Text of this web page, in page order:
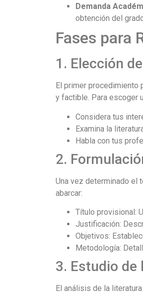
Demanda
obtención del
Fases para
1. Elección
El primer procedimiento
y factible. Para escoger
Considera tus
Examina la
Habla con tus
2.
Una vez determinado el
abarcar:
Título provisional:
Justificación:
Objetivos:
Metodología:
3. Estudio de
El análisis de la